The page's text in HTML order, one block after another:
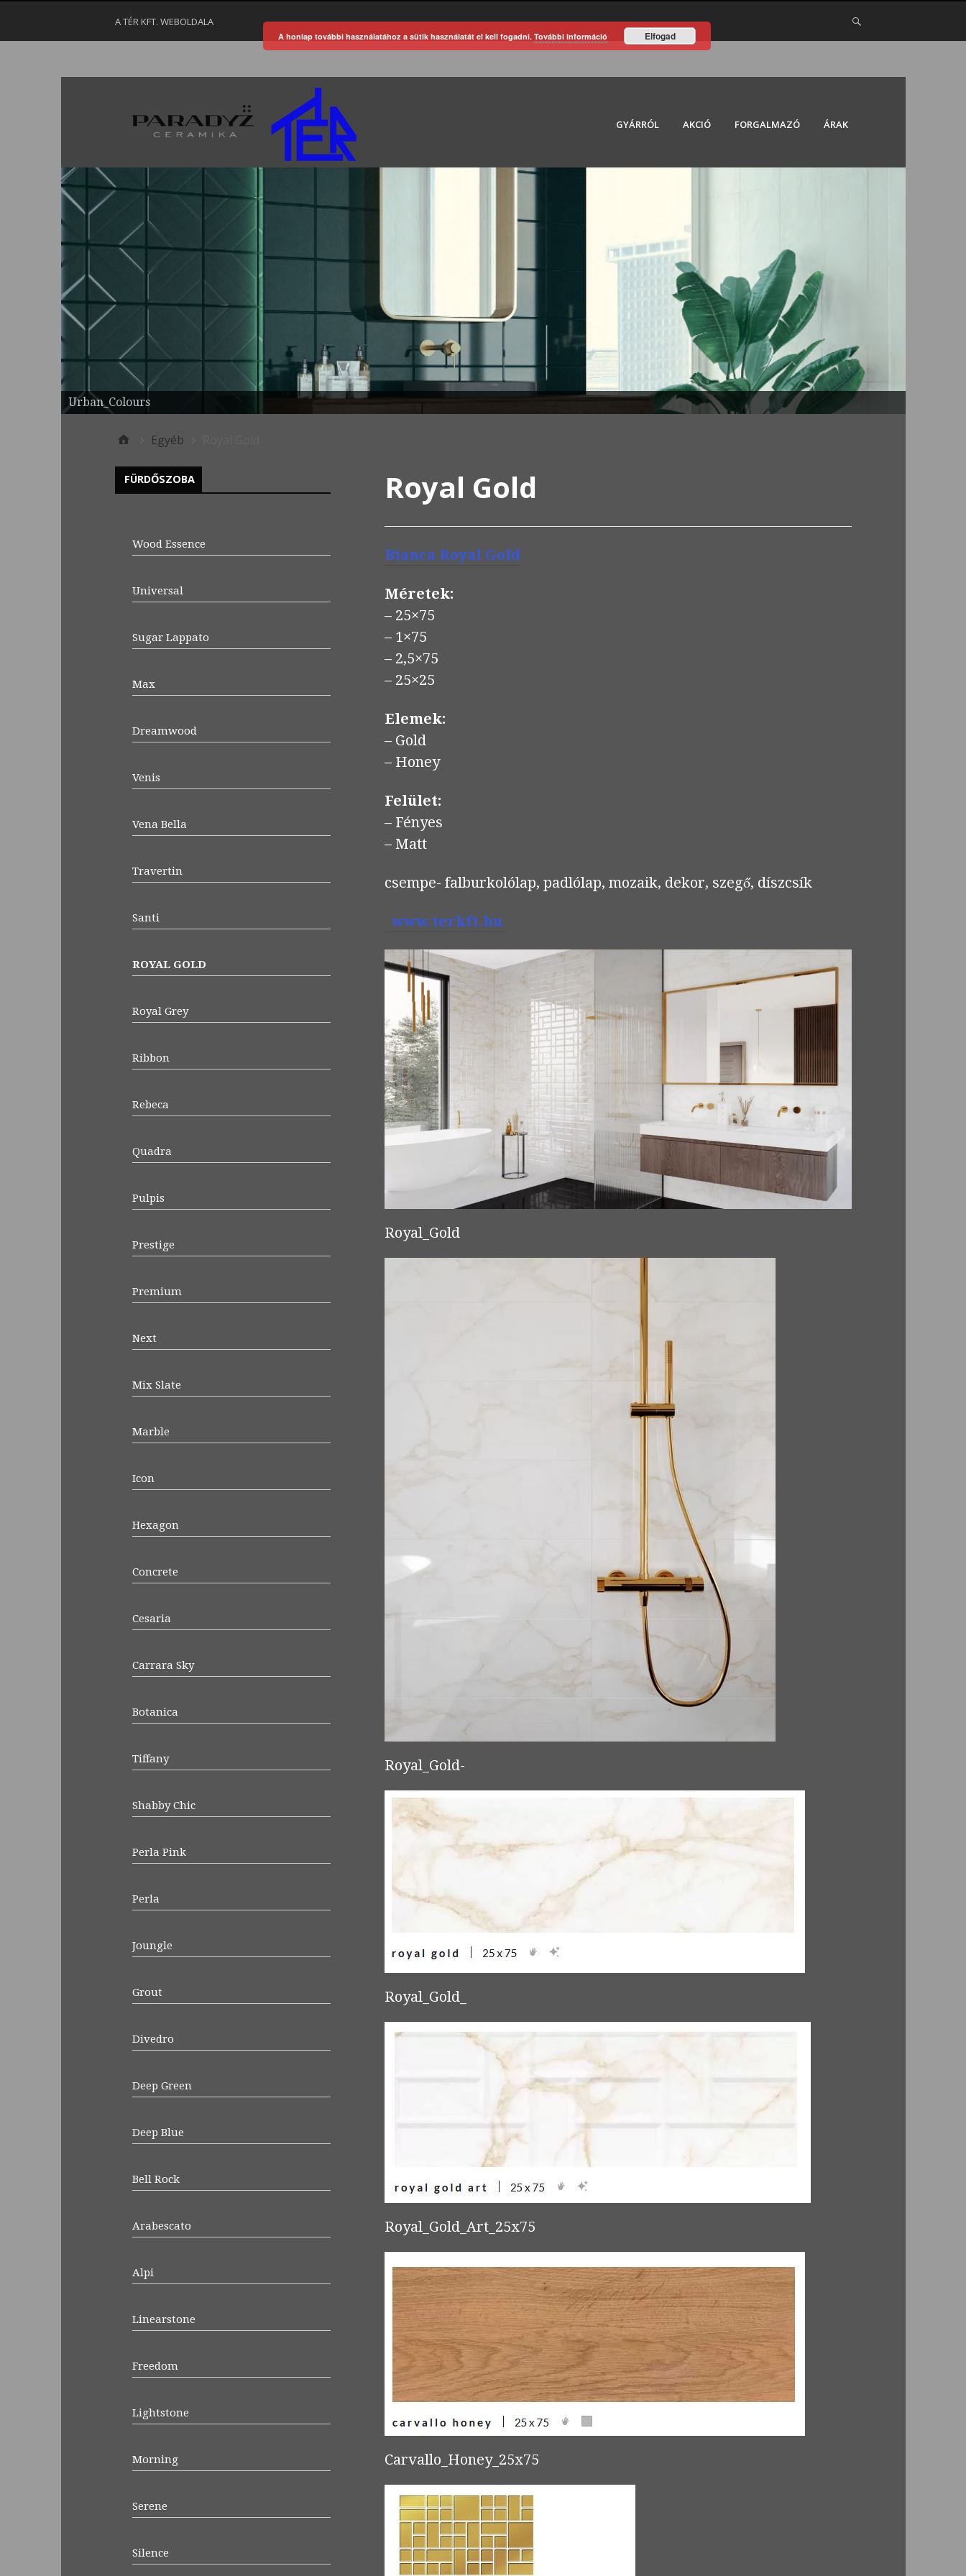
A TÉR KFT. WEBOLDALA
GYÁRRÓL AKCIÓ FORGALMAZÓ ÁRAK
Urban_Colours
Egyéb
Royal Gold
Bianca Royal Gold
Méretek:
– 25×75
– 1×75
– 2,5×75
– 25×25
Elemek:
– Gold
– Honey
Felület:
– Fényes
– Matt
csempe- falburkolólap, padlólap, mozaik, dekor, szegő, díszcsík
www.terkft.hu
Royal_Gold
Royal_Gold-
Royal_Gold_
Royal_Gold_Art_25x75
Carvallo_Honey_25x75
FÜRDŐSZOBA
Wood Essence
Universal
Sugar Lappato
Max
Dreamwood
Venis
Vena Bella
Travertin
Santi
ROYAL GOLD
Royal Grey
Ribbon
Rebeca
Quadra
Pulpis
Prestige
Premium
Next
Mix Slate
Marble
Icon
Hexagon
Concrete
Cesaria
Carrara Sky
Botanica
Tiffany
Shabby Chic
Perla Pink
Perla
Joungle
Grout
Divedro
Deep Green
Deep Blue
Bell Rock
Arabescato
Alpi
Linearstone
Freedom
Lightstone
Morning
Serene
Silence
A honlap további használatához a sütik használatát el kell fogadni. További információ Elfogad